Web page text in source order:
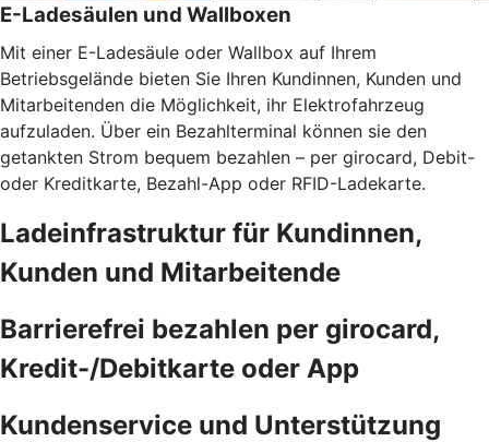
E-Ladesäulen und Wallboxen
Mit einer E-Ladesäule oder Wallbox auf Ihrem
Betriebsgelände bieten Sie Ihren Kundinnen, Kunden und
Mitarbeitenden die Möglichkeit, ihr Elektrofahrzeug
aufzuladen. Über ein Bezahlterminal können sie den
getankten Strom bequem bezahlen – per girocard, Debit-
oder Kreditkarte, Bezahl-App oder RFID-Ladekarte.
Ladeinfrastruktur für Kundinnen,
Kunden und Mitarbeitende
Barrierefrei bezahlen per girocard,
Kredit-/Debitkarte oder App
Kundenservice und Unterstützung